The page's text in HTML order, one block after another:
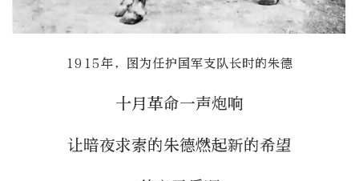
1915年，图为任护国军支队长时的朱德
十月革命一声炮响
让暗夜求索的朱德燃起新的希望